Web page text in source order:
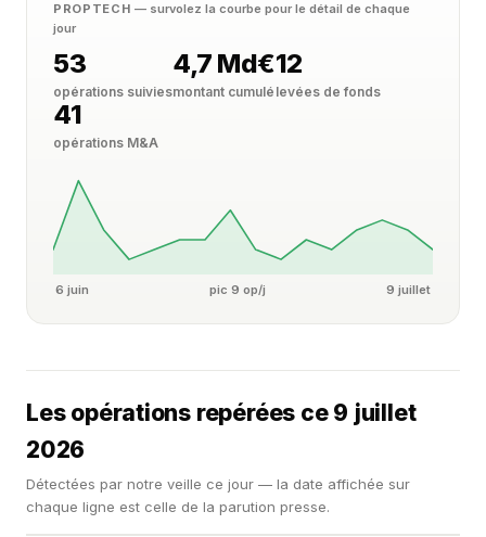
PROPTECH — survolez la courbe pour le détail de chaque
jour
53
opérations suivies
4,7 Md€
montant cumulé
12
levées de fonds
41
opérations M&A
6 juin pic 9 op/j 9 juillet
Les opérations repérées ce 9 juillet
2026
Détectées par notre veille ce jour — la date affichée sur
chaque ligne est celle de la parution presse.